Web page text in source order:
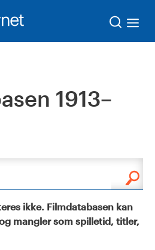
1913–
ikke. Filmdatabasen kan
mangler som spilletid, titler,